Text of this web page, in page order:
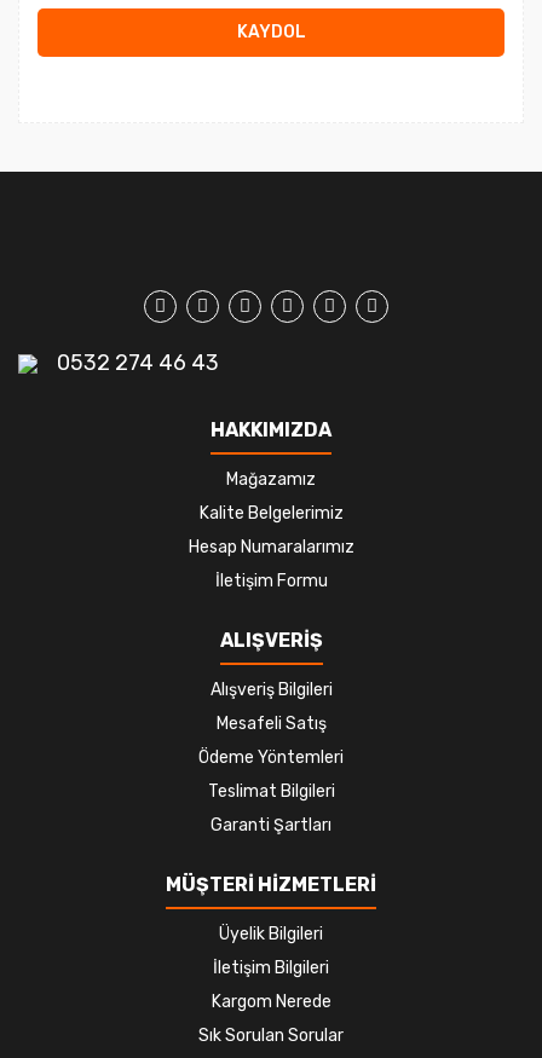
KAYDOL
0532 274 46 43
HAKKIMIZDA
Mağazamız
Kalite Belgelerimiz
Hesap Numaralarımız
İletişim Formu
ALIŞVERİŞ
Alışveriş Bilgileri
Mesafeli Satış
Ödeme Yöntemleri
Teslimat Bilgileri
Garanti Şartları
MÜŞTERİ HİZMETLERİ
Üyelik Bilgileri
İletişim Bilgileri
Kargom Nerede
Sık Sorulan Sorular